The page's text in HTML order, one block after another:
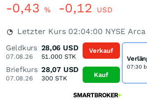
-0,43 % -0,12 USD
Letzter Kurs 02:04:00 NYSE Arca
Geldkurs
07.08.26
28,06 USD
51.000STK
Briefkurs
07.08.26
28,07 USD
300STK
Verkauf
Kauf
07:30